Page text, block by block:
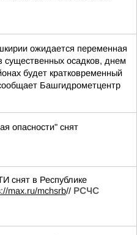
ожидается переменная
существенных осадков, днем
будет кратковременный
Башгидрометцентр
опасности" снят
в Республике
max.ru/mchsrb// РСЧС